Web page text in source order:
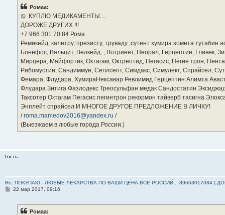
Ромаа:
КУПЛЮ МЕДИКАМЕНТЫ....
ДОРОЖЕ ДРУГИХ !!!
‪+7 966 301 70 84‬ Рома
Ремикейд, калетру, презисту, труваду ,сутент хумира зомета
Бонефос, Вальцит, Велкейд, , Вотриент, Неорал, Герцептин, Гливек,
Мирцера, Майфортик, Октагам, Октреотид, Пегасис, Пегие трон,
Рибомустин, Сандиммун, Селлсепт, Симдакс, Симулект, Спрайсел,
Фемара, Флудара, ХумираНексавар Ревлимид Герцептин Алимта
Флудара Зитига Фазлодекс Треосульфан медак Сандостатин
Таксотер Октагам Пегасис пегинтрон рекормон тайверб тасигна
Энплейт спрайсел И МНОГОЕ ДРУГОЕ ПРЕДЛОЖЕНИЕ В ЛИЧКУ!
/roma.mamedov2016@yandex.ru /
(Выезжаем в любые города России.)
Гость
Re: ПОКУПАЮ - ЛЮБЫЕ ЛЕКАРСТВА ПО ВАШИ ЦЕНА ВСЕ РОССИЙ... 89663017084 (
С22 мар 2017, 09:16
Ромаа: